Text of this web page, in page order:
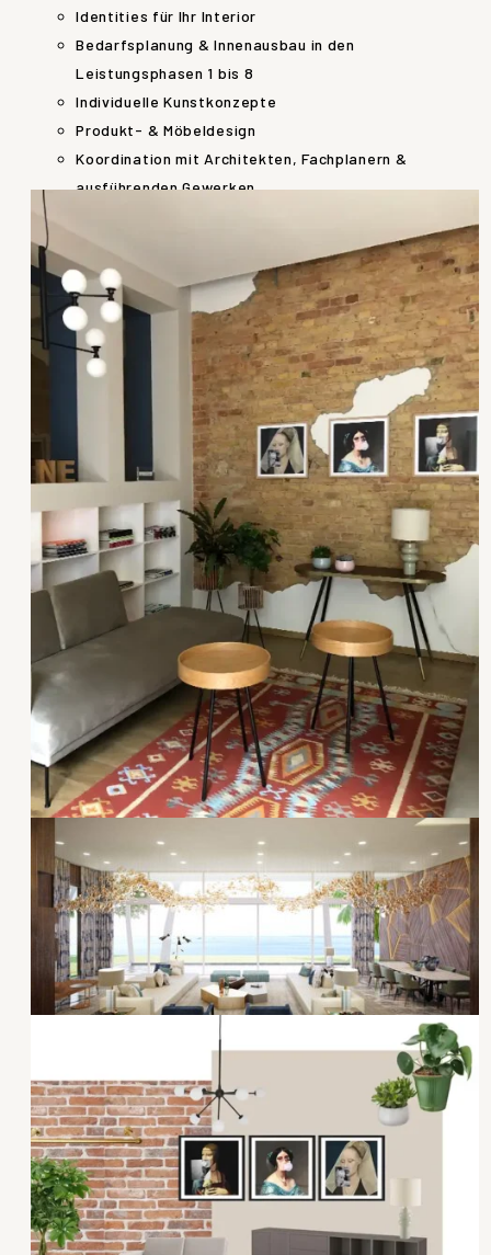
Identities für Ihr Interior
Bedarfsplanung & Innenausbau in den
Leistungsphasen 1 bis 8
Individuelle Kunstkonzepte
Produkt- & Möbeldesign
Koordination mit Architekten, Fachplanern &
ausführenden Gewerken